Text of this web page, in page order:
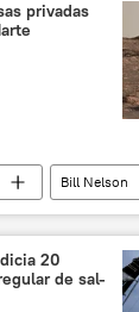
privadas
Bill Nelson
SpaceX
NASA
Espaço
20
de sal-